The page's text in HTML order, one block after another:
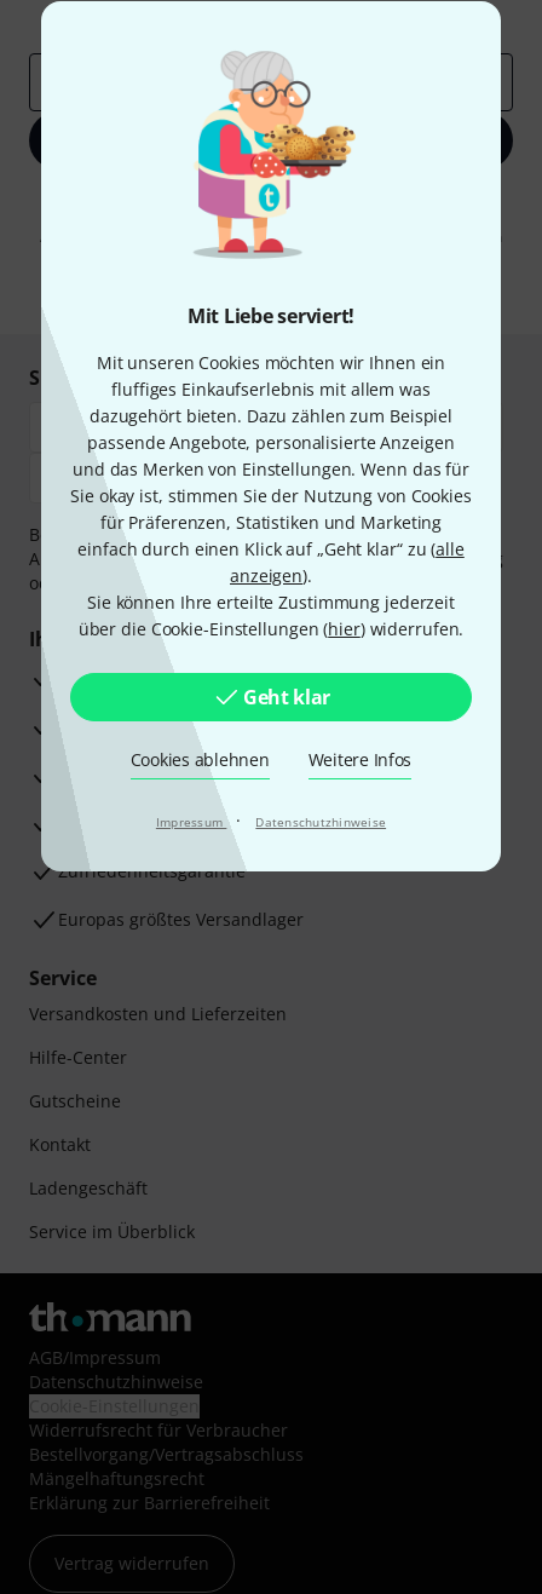
Mit Liebe serviert!
Mit unseren Cookies möchten wir Ihnen ein
fluffiges Einkaufserlebnis mit allem was
dazugehört bieten. Dazu zählen zum Beispiel
passende Angebote, personalisierte Anzeigen
und das Merken von Einstellungen. Wenn das für
Sie okay ist, stimmen Sie der Nutzung von Cookies
für Präferenzen, Statistiken und Marketing
einfach durch einen Klick auf „Geht klar“ zu (alle
anzeigen).
Sie können Ihre erteilte Zustimmung jederzeit
über die Cookie-Einstellungen (hier) widerrufen.
Geht klar
Cookies ablehnen Weitere Infos
Impressum · Datenschutzhinweise
Thomann Insights
Jetzt anmelden
Mit Klick auf „Jetzt anmelden“ stimmen Sie dem Erhalt von E-Mail-
Werbung und einer Messung des E-Mail-Nutzungsverhaltens zu. Die
Abmeldung ist jederzeit möglich. Weitere Informationen finden Sie in
unserenDatenschutzhinweisen
Sicher einkaufen & bezahlen
Bezahlen Sie vertraulich und sicher per Vorkasse, PayPal,
Amazon Pay, Klarna Sofort bezahlen,Klarna Ratenzahlung
oder Kreditkarte.
Ihre Vorteile
3 Jahre Thomann Garantie
30 Tage Money-Back-Garantie
Reparaturservice
Beratung durch Fachexperten
Zufriedenheitsgarantie
Europas größtes Versandlager
Service
Versandkosten und Lieferzeiten
Hilfe-Center
Gutscheine
Kontakt
Ladengeschäft
Service im Überblick
AGB/Impressum
Datenschutzhinweise
Widerrufsrecht für Verbraucher
Bestellvorgang/Vertragsabschluss
Mängelhaftungsrecht
Erklärung zur Barrierefreiheit
Vertrag widerrufen